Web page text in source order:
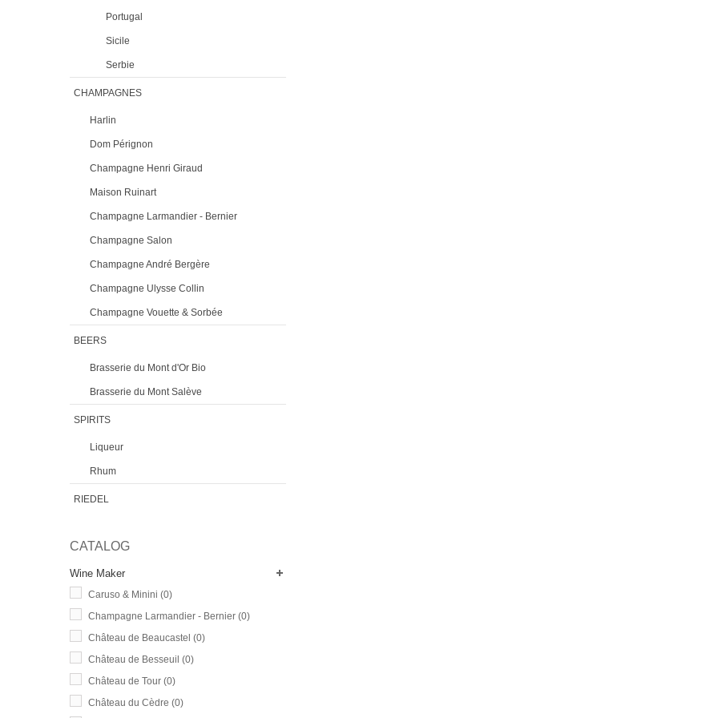
Portugal
Sicile
Serbie
CHAMPAGNES
Harlin
Dom Pérignon
Champagne Henri Giraud
Maison Ruinart
Champagne Larmandier - Bernier
Champagne Salon
Champagne André Bergère
Champagne Ulysse Collin
Champagne Vouette & Sorbée
BEERS
Brasserie du Mont d'Or Bio
Brasserie du Mont Salève
SPIRITS
Liqueur
Rhum
RIEDEL
CATALOG
Wine Maker
Caruso & Minini (0)
Champagne Larmandier - Bernier (0)
Château de Beaucastel (0)
Château de Besseuil (0)
Château de Tour (0)
Château du Cèdre (0)